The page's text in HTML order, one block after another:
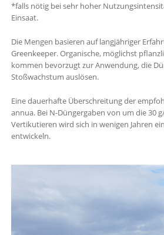
*falls nötig bei sehr hoher
Einsaat.
Die Mengen basieren auf langjähriger
Greenkeeper. Organische, möglichst
kommen bevorzugt zur Anwendung, die
Stoßwachstum auslösen.
Eine dauerhafte Überschreitung der
annua. Bei N-Düngergaben von um die 30
Vertikutieren wird sich in wenigen Jahren
entwickeln.